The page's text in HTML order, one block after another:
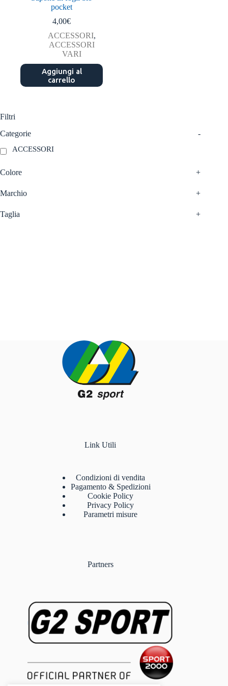
pocket
4,00€
ACCESSORI,
ACCESSORI
VARI
Aggiungi al
carrello
Filtri
Categorie
-
ACCESSORI
Colore +
Marchio +
Taglia +
Link Utili
Condizioni di vendita
Pagamento & Spedizioni
Cookie Policy
Privacy Policy
Parametri misure
Partners